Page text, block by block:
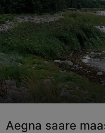
Aegna saare